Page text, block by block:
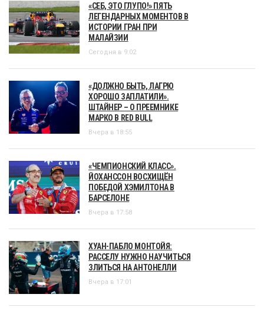
«СЕБ, ЭТО ГЛУПО!» ПЯТЬ
ЛЕГЕНДАРНЫХ МОМЕНТОВ В
ИСТОРИИ ГРАН ПРИ
МАЛАЙЗИИ
Сегодня в 9:02
«ДОЛЖНО БЫТЬ, ЛАГРЮ
ХОРОШО ЗАПЛАТИЛИ».
ШТАЙНЕР – О ПРЕЕМНИКЕ
МАРКО В RED BULL
Вчера в 18:55
«ЧЕМПИОНСКИЙ КЛАСС».
ЙОХАНССОН ВОСХИЩЁН
ПОБЕДОЙ ХЭМИЛТОНА В
БАРСЕЛОНЕ
Вчера в 17:58
ХУАН-ПАБЛО МОНТОЙЯ:
РАССЕЛУ НУЖНО НАУЧИТЬСЯ
ЗЛИТЬСЯ НА АНТОНЕЛЛИ
Вчера в 17:01